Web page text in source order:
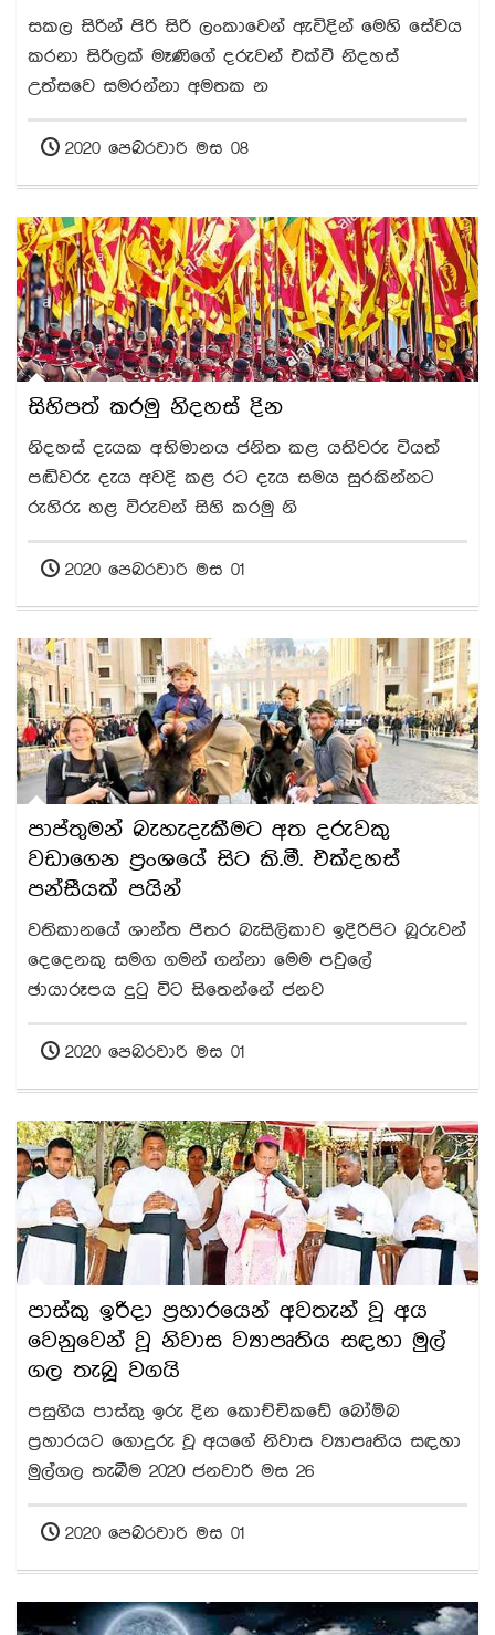
සකල සිරින් පිරි සිරි ලංකාවෙන් ඇවිදින් මෙහි සේවය
කරනා සිරිලක් මෑණිගේ දරුවන් එක්වී නිදහස්
උත්සවෙ සමරන්නා අමතක න
2020 පෙබරවාරි මස 08
සිහිපත් කරමු නිදහස් දින
නිදහස් දැයක අභිමානය ජනිත කළ යතිවරු වියත්
පඬිවරු දැය අවදි කළ රට දැය සමය සුරකින්නට
රුහිරු හළ විරුවන් සිහි කරමු නි
2020 පෙබරවාරි මස 01
පාප්තුමන් බැහැදැකීමට අත දරුවකු
වඩාගෙන ප්‍රංශයේ සිට කි.මී. එක්දහස්
පන්සීයක් පයින්
වතිකානයේ ශාන්ත පීතර බැසිලිකාව ඉදිරිපිට බූරුවන්
දෙදෙනකු සමග ගමන් ගන්නා මෙම පවුලේ
ඡායාරූපය දුටු විට සිතෙන්නේ ජනව
2020 පෙබරවාරි මස 01
පාස්කු ඉරිදා ප්‍රහාරයෙන් අවතැන් වූ අය
වෙනුවෙන් වූ නිවාස ව්‍යාපෘතිය සඳහා මුල්
ගල තැබූ වගයි
පසුගිය පාස්කු ඉරු දින කොච්චිකඩේ බෝම්බ
ප්‍රහාරයට ගොදුරු වූ අයගේ නිවාස ව්‍යාපෘතිය සඳහා
මුල්ගල තැබීම 2020 ජනවාරි මස 26
2020 පෙබරවාරි මස 01